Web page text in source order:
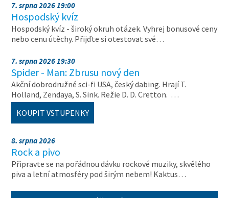
7. srpna 2026 19:00
Hospodský kvíz
Hospodský kvíz - široký okruh otázek. Vyhrej bonusové ceny
nebo cenu útěchy. Přijďte si otestovat své…
7. srpna 2026 19:30
Spider - Man: Zbrusu nový den
Akční dobrodružné sci-fi USA, český dabing. Hrají T.
Holland, Zendaya, S. Sink. Režie D. D. Cretton. …
KOUPIT VSTUPENKY
8. srpna 2026
Rock a pivo
Připravte se na pořádnou dávku rockové muziky, skvělého
piva a letní atmosféry pod širým nebem! Kaktus…